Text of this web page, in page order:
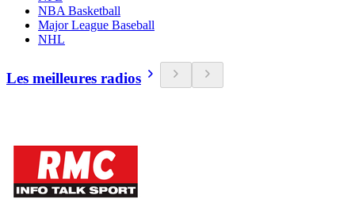
NBA Basketball
Major League Baseball
NHL
Les meilleures radios